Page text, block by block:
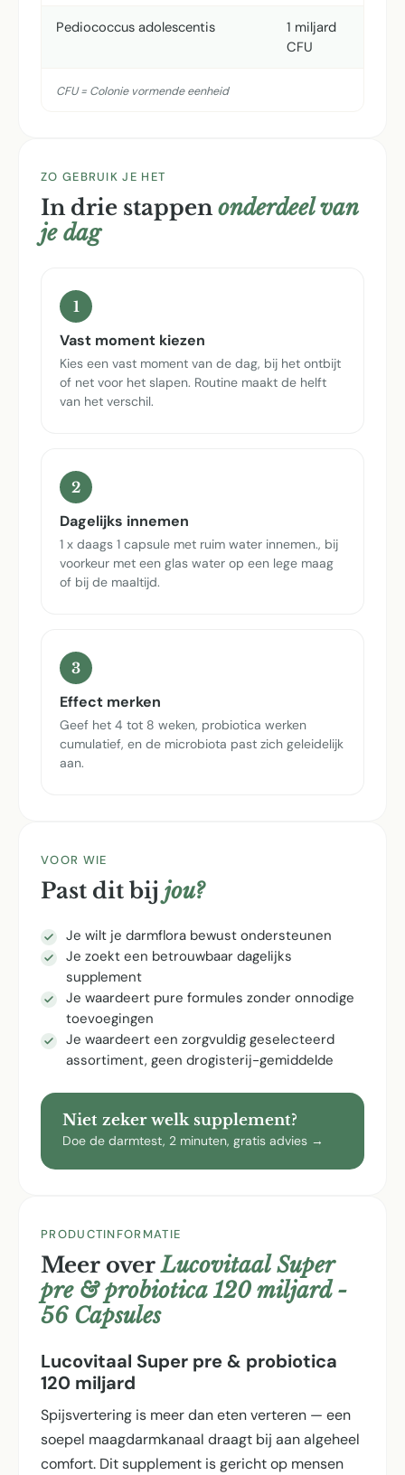
Pediococcus adolescentis
1 miljard
CFU
CFU = Colonie vormende eenheid
ZO GEBRUIK JE HET
In drie stappen onderdeel van
je dag
1
Vast moment kiezen
Kies een vast moment van de dag, bij het ontbijt
of net voor het slapen. Routine maakt de helft
van het verschil.
2
Dagelijks innemen
1 x daags 1 capsule met ruim water innemen., bij
voorkeur met een glas water op een lege maag
of bij de maaltijd.
3
Effect merken
Geef het 4 tot 8 weken, probiotica werken
cumulatief, en de microbiota past zich geleidelijk
aan.
VOOR WIE
Past dit bij jou?
Je wilt je darmflora bewust ondersteunen
Je zoekt een betrouwbaar dagelijks
supplement
Je waardeert pure formules zonder onnodige
toevoegingen
Je waardeert een zorgvuldig geselecteerd
assortiment, geen drogisterij-gemiddelde
Niet zeker welk supplement?
Doe de darmtest, 2 minuten, gratis advies →
PRODUCTINFORMATIE
Meer overLucovitaal Super
pre & probiotica 120 miljard -
56 Capsules
Lucovitaal Super pre & probiotica
120 miljard
Spijsvertering is meer dan eten verteren — een
soepel maagdarmkanaal draagt bij aan algeheel
comfort. Dit supplement is gericht op mensen